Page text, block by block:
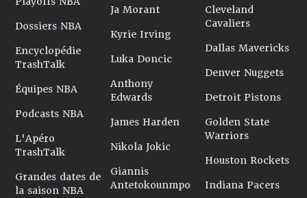
Dossiers NBA
Encyclopédie
TrashTalk
Équipes NBA
Podcasts NBA
L'Apéro
TrashTalk
Grandes dates de
la saison NBA
Ja Morant
Kyrie Irving
Luka Doncic
Anthony
Edwards
James Harden
Nikola Jokic
Giannis
Antetokounmpo
Cleveland
Cavaliers
Dallas Mavericks
Denver Nuggets
Detroit Pistons
Golden State
Warriors
Houston Rockets
Indiana Pacers